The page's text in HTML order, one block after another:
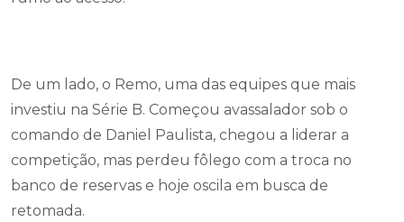
De um lado, o Remo, uma das equipes que mais
investiu na Série B. Começou avassalador sob o
comando de Daniel Paulista, chegou a liderar a
competição, mas perdeu fôlego com a troca no
banco de reservas e hoje oscila em busca de
retomada.